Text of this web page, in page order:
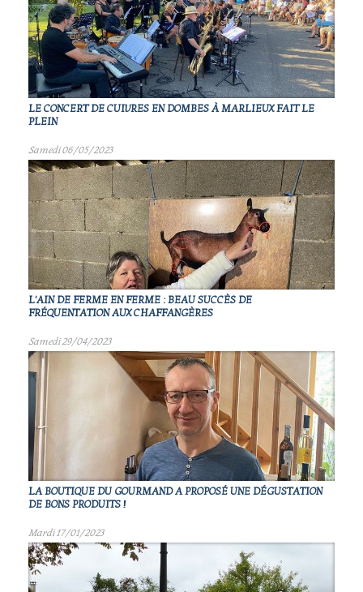
LE CONCERT DE CUIVRES EN DOMBES À MARLIEUX FAIT LE
PLEIN
Samedi 06/05/2023
L'AIN DE FERME EN FERME : BEAU SUCCÈS DE
FRÉQUENTATION AUX CHAFFANGÈRES
Samedi 29/04/2023
LA BOUTIQUE DU GOURMAND A PROPOSÉ UNE DÉGUSTATION
DE BONS PRODUITS !
Mardi 17/01/2023